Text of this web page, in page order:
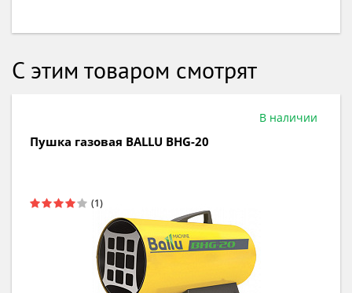
С этим товаром смотрят
В наличии
Пушка газовая BALLU BHG-20